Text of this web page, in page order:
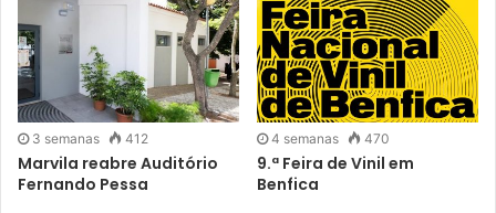
3 semanas 412
Marvila reabre Auditório
Fernando Pessa
4 semanas 470
9.ª Feira de Vinil em
Benfica